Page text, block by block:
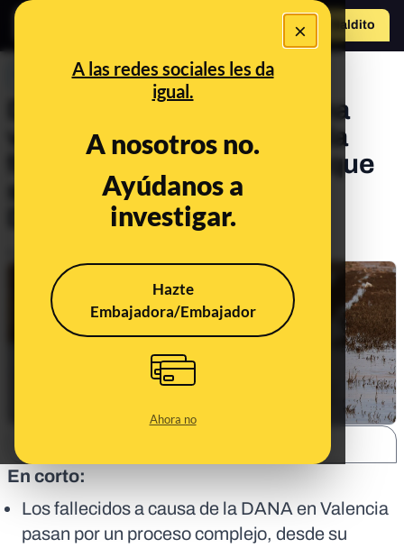
×
A las redes sociales les da
igual.
A nosotros no.
Ayúdanos a
investigar.
Hazte
Embajadora/Embajador
Ahora no
Hazte Maldito
PREBUNKING
Desde la localización de una
víctima hasta su entrega a la
familia: este es el proceso que
se sigue tras el paso de la
DANA en Valencia
En corto:
Los fallecidos a causa de la DANA en Valencia
pasan por un proceso complejo, desde su